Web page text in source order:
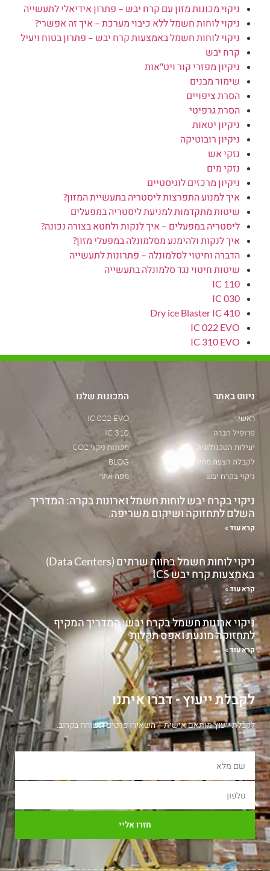
ניקוי מכונות מזון עם קרח יבש – פתרון אידיאלי לתעשייה
ניקוי לוחות חשמל ללא כיבוי מערכת – איך זה אפשרי?
ניקוי לוחות חשמל באמצעות קרח יבש – פתרון בטוח ויעיל
קרח יבש
ניקיון מפזרי קור ויט"אות
שימור מבנים
הסרת ציפויים
הסרת גרפיטי
ניקיון יטאות
ניקיון רובוטיקה
נזקי אש
נזקי מים
ניקיון מרכזים לוגיסטיים
איך למנוע התפרצות ליסטריה בתעשיית המזון?
שיטות מתקדמות למניעת ליסטריה במפעלים
ליסטריה במפעלים – איך לנקות ולחטא בצורה נכונה?
איך לנקות ולהימנע מסלמונלה במפעלי מזון?
הדברה וחיטוי לסלמונלה – פתרונות לתעשייה
שיטות חיטוי נגד סלמונלה בתעשייה
IC 110
IC 030
Dry ice Blaster IC 410
IC 022 EVO
IC 310 EVO
ניווט באתר
ראשי
פרופיל חברה
יעילות הטכנולוגיה
לקבלת הצעת מחיר
ניקוי בקרח יבש
המכונות שלנו
IC 022 EVO
IC 310
מכונות ניקוי CO2
BLOG
מפת אתר
ניקוי בקרח יבש לוחות חשמל וארונות בקרה: המדריך
השלם לתחזוקה ושיקום משריפה.
קרא עוד »
ניקוי לוחות חשמל בחוות שרתים (Data Centers)
באמצעות קרח יבש ICS
קרא עוד »
ניקוי ארונות חשמל בקרח יבש: המדריך המקיף
לתחזוקה מונעת ואפס תקלות
קרא עוד »
לקבלת ייעוץ - דברו איתנו
לקבלת ייעוץ מותאם אישית – השאירו פרטים ונשוחח בקרוב.
חזרו אליי